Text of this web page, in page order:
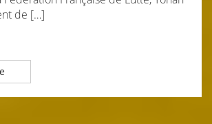
de […]